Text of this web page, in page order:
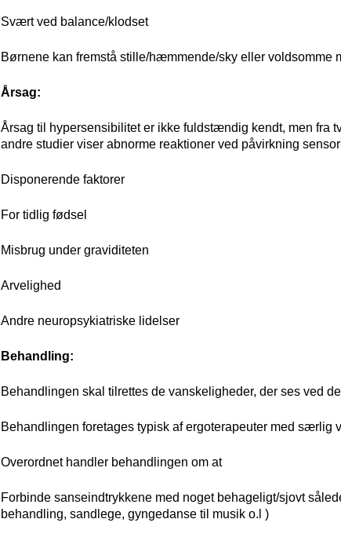
Svært ved balance/klodset
Børnene kan fremstå stille/hæmmende/sky eller voldsomme
Årsag:
Årsag til hypersensibilitet er ikke fuldstændig kendt, men fra
andre studier viser abnorme reaktioner ved påvirkning
Disponerende faktorer
For tidlig fødsel
Misbrug under graviditeten
Arvelighed
Andre neuropsykiatriske lidelser
Behandling:
Behandlingen skal tilrettes de vanskeligheder, der ses ved
Behandlingen foretages typisk af ergoterapeuter med særlig
Overordnet handler behandlingen om at
Forbinde sanseindtrykkene med noget behageligt/sjovt
behandling, sandlege, gyngedanse til musik o.l )